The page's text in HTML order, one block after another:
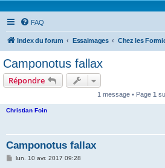
FAQ
Index du forum Essaimages Chez les
Camponotus fallax
Répondre
1 message • Page 1
Christian Foin
Camponotus fallax
Mlun. 10 avr. 2017 09:28